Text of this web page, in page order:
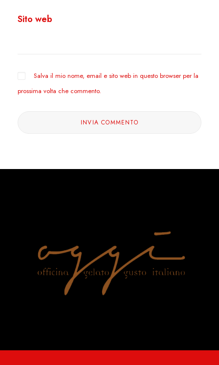
Sito web
Salva il mio nome, email e sito web in questo browser per la
prossima volta che commento.